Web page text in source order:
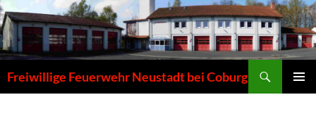
Zum
Inhalt
springen
Freiwillige Feuerwehr Neustadt bei Coburg